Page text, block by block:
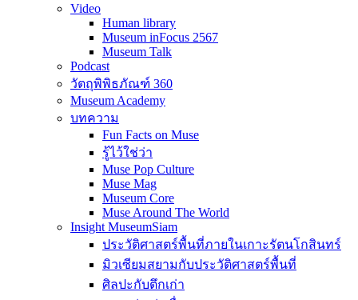
Video
Human library
Museum inFocus 2567
Museum Talk
Podcast
วัตถุพิพิธภัณฑ์ 360
Museum Academy
บทความ
Fun Facts on Muse
รู้ไว้ใช่ว่า
Muse Pop Culture
Muse Mag
Museum Core
Muse Around The World
Insight MuseumSiam
ประวัติศาสตร์พื้นที่ภายในเกาะรัตนโกสินทร์
มิวเซียมสยามกับประวัติศาสตร์พื้นที่
ศิลปะกับตึกเก่า